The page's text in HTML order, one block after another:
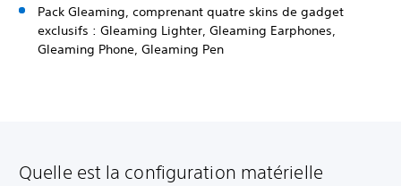
Pack Gleaming, comprenant quatre skins de gadget
exclusifs : Gleaming Lighter, Gleaming Earphones,
Gleaming Phone, Gleaming Pen
Quelle est la configuration matérielle